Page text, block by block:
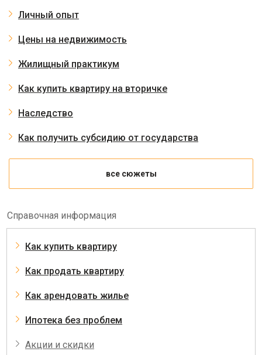
Личный опыт
Цены на недвижимость
Жилищный практикум
Как купить квартиру на вторичке
Наследство
Как получить субсидию от государства
все сюжеты
Справочная информация
Как купить квартиру
Как продать квартиру
Как арендовать жилье
Ипотека без проблем
Акции и скидки